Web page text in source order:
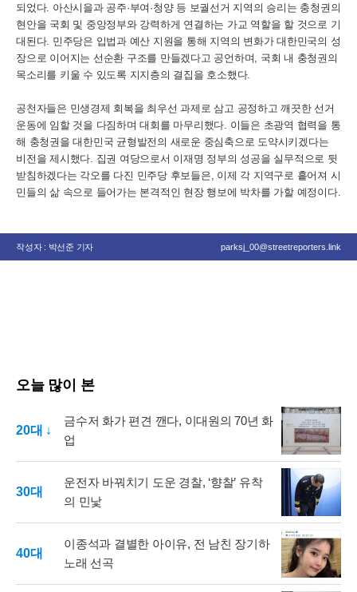
되었다. 아산시을과 공주·부여·청양 등 보궐선거 지역의 승리는 충청권의
현안을 국회 및 중앙정부와 강력하게 연결하는 가교 역할을 할 것으로 기
대된다. 민주당은 입법과 예산 지원을 통해 지역의 변화가 대한민국의 성
장으로 이어지는 선순환 구조를 만들겠다고 공언하며, 국회 내 충청권의
목소리를 키울 수 있도록 지지층의 결집을 호소했다.
공천자들은 민생경제 회복을 최우선 과제로 삼고 공정하고 깨끗한 선거
운동에 임할 것을 다짐하며 대회를 마무리했다. 이들은 초광역 협력을 통
해 충청권을 대한민국 균형발전의 새로운 중심축으로 도약시키겠다는
비전을 제시했다. 집권 여당으로서 이재명 정부의 성공을 실무적으로 뒷
받침하겠다는 각오를 다진 민주당 후보들은, 이제 각 지역구로 흩어져 시
민들의 삶 속으로 들어가는 본격적인 현장 행보에 박차를 가할 예정이다.
작성자 : 박선준 기자 parksj_00@streetreporters.link
오늘 많이 본
20대 ↓
금수저 화가 편견 깬다, 이대원의 70년 화
업
30대
운전자 바꿔치기 도운 경찰, ‘향찰’ 유착
의 민낯
40대
이종석과 결별한 아이유, 전 남친 장기하
노래 선곡